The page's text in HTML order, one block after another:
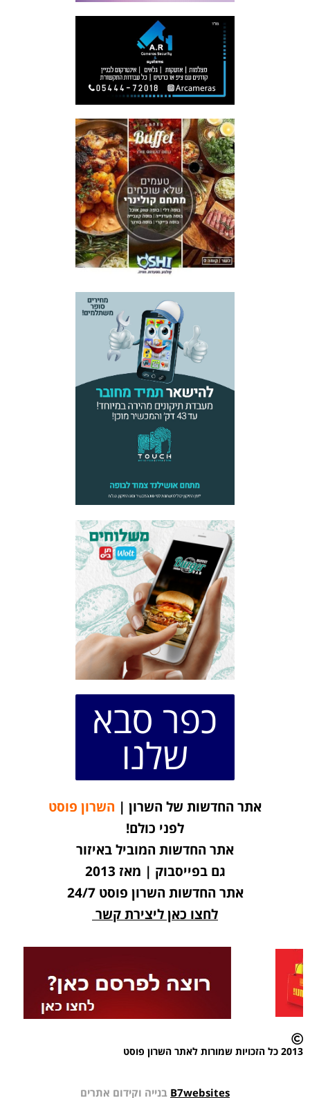
כפר סבא
שלנו
אתר החדשות של השרון | השרון פוסט
לפני כולם!
אתר החדשות המוביל באיזור
גם בפייסבוק | מאז 2013
אתר החדשות השרון פוסט 24/7
לחצו כאן ליצירת קשר
2013 כל הזכויות שמורות לאתר השרון פוסט
B7websites